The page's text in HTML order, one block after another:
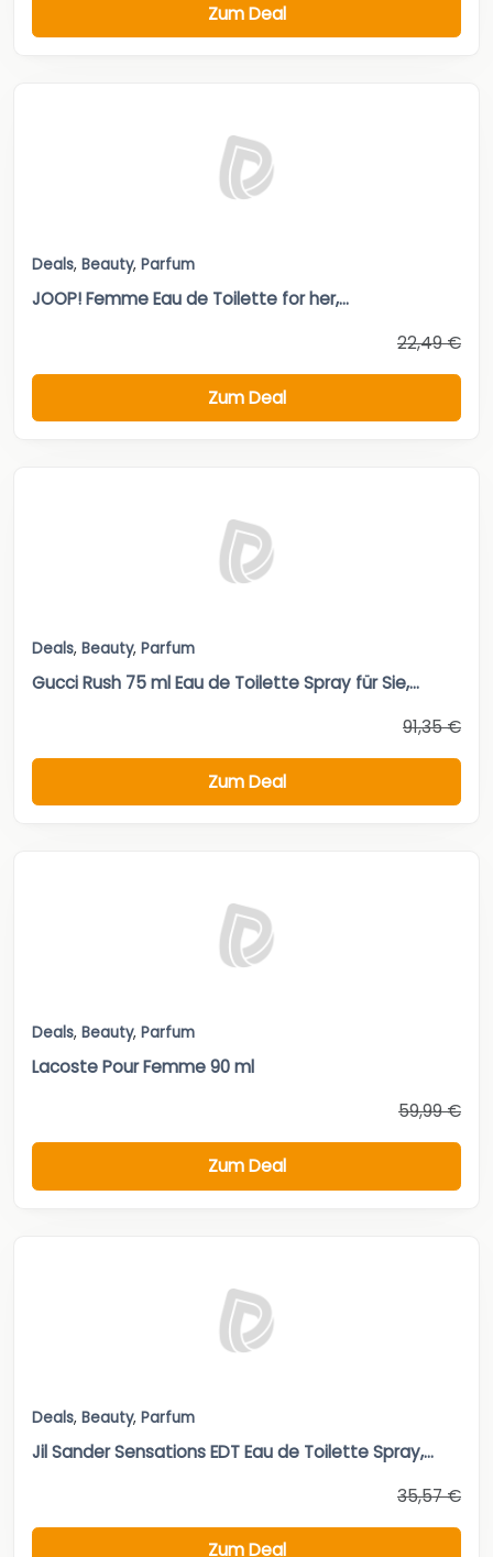
Zum Deal
Deals, Beauty, Parfum
JOOP! Femme Eau de Toilette for her,...
22,49 €
Zum Deal
Deals, Beauty, Parfum
Gucci Rush 75 ml Eau de Toilette Spray für Sie,...
91,35 €
Zum Deal
Deals, Beauty, Parfum
Lacoste Pour Femme 90 ml
59,99 €
Zum Deal
Deals, Beauty, Parfum
Jil Sander Sensations EDT Eau de Toilette Spray,...
35,57 €
Zum Deal